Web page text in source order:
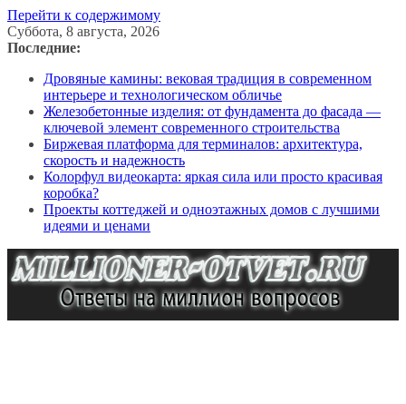
Перейти к содержимому
Суббота, 8 августа, 2026
Последние:
Дровяные камины: вековая традиция в современном
интерьере и технологическом обличье
Железобетонные изделия: от фундамента до фасада —
ключевой элемент современного строительства
Биржевая платформа для терминалов: архитектура,
скорость и надежность
Колорфул видеокарта: яркая сила или просто красивая
коробка?
Проекты коттеджей и одноэтажных домов с лучшими
идеями и ценами